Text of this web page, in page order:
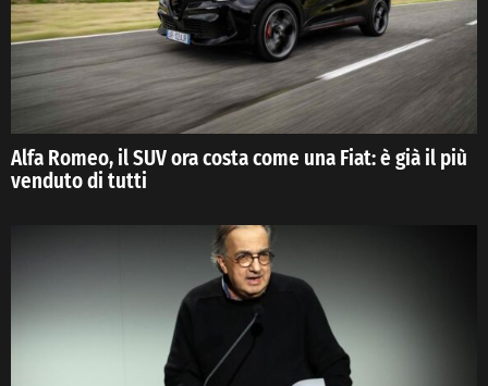
Alfa Romeo, il SUV ora costa come una Fiat: è già il più
venduto di tutti